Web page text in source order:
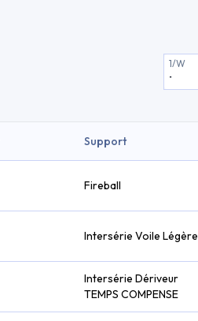
1/W
-
Support
Fireball
Intersérie Voile Légère
Intersérie Dériveur
TEMPS COMPENSE